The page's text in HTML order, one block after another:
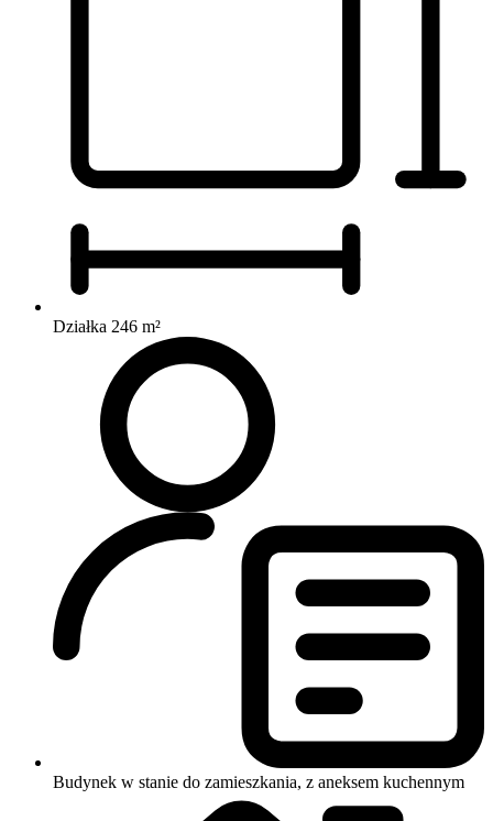
Działka 246 m²
Budynek w stanie do zamieszkania, z aneksem kuchennym